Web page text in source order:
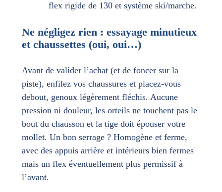
flex rigide de 130 et système ski/marche.
Ne négligez rien : essayage minutieux
et chaussettes (oui, oui…)
Avant de valider l’achat (et de foncer sur la
piste), enfilez vos chaussures et placez-vous
debout, genoux légèrement fléchis. Aucune
pression ni douleur, les orteils ne touchent pas le
bout du chausson et la tige doit épouser votre
mollet. Un bon serrage ? Homogène et ferme,
avec des appuis arrière et intérieurs bien fermes
mais un flex éventuellement plus permissif à
l’avant.